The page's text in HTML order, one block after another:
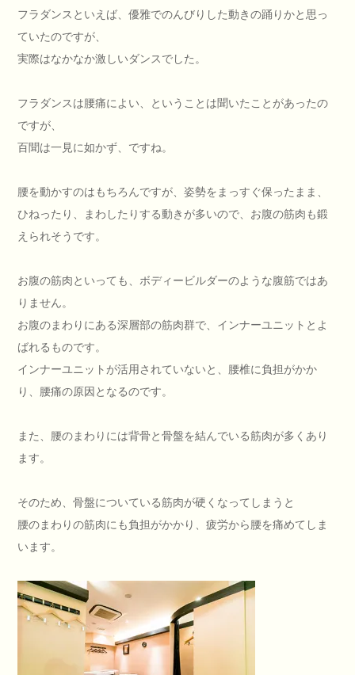
フラダンスといえば、優雅でのんびりした動きの踊りかと思っ
ていたのですが、
実際はなかなか激しいダンスでした。
フラダンスは腰痛によい、ということは聞いたことがあったの
ですが、
百聞は一見に如かず、ですね。
腰を動かすのはもちろんですが、姿勢をまっすぐ保ったまま、
ひねったり、まわしたりする動きが多いので、お腹の筋肉も鍛
えられそうです。
お腹の筋肉といっても、ボディービルダーのような腹筋ではあ
りません。
お腹のまわりにある深層部の筋肉群で、インナーユニットとよ
ばれるものです。
インナーユニットが活用されていないと、腰椎に負担がかか
り、腰痛の原因となるのです。
また、腰のまわりには背骨と骨盤を結んでいる筋肉が多くあり
ます。
そのため、骨盤についている筋肉が硬くなってしまうと
腰のまわりの筋肉にも負担がかかり、疲労から腰を痛めてしま
います。